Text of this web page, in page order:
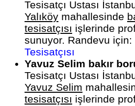
Tesisatçı Ustası
Yalıköy mahallesinde
tesisatçısı işlerinde
sunuyor. Randevu için:
Tesisatçısı
Yavuz Selim bakır
Tesisatçı Ustası
Yavuz Selim
tesisatçısı işlerinde